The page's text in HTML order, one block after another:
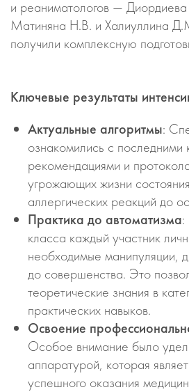
и реаниматологов —
Матиняна Н.В. и Халиуллина
получили комплексную
Ключевые результаты
Актуальные алгоритмы:
ознакомились с последними
рекомендациями и
угрожающих жизни
аллергических реакций до
Практика до автоматизма:
класса каждый участник
необходимые манипуляции,
до совершенства. Это
теоретические знания в
практических навыков.
Освоение
Особое внимание было
аппаратурой, которая
успешного оказания